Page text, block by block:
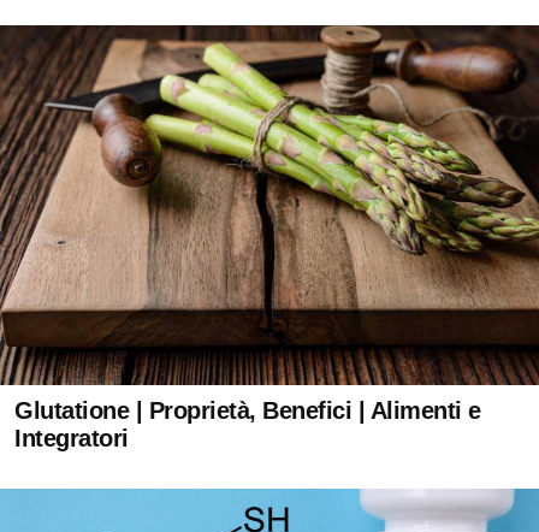
Glutatione | Proprietà, Benefici | Alimenti e
Integratori